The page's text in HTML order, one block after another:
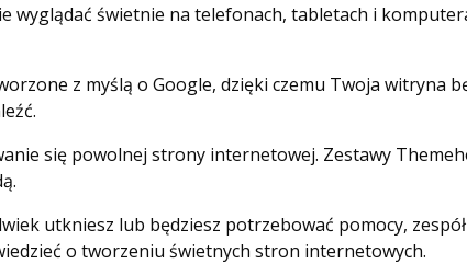
wyglądać świetnie na telefonach, tabletach i
z myślą o Google, dzięki czemu Twoja witryna
się powolnej strony internetowej. Zestawy
utkniesz lub będziesz potrzebować pomocy,
o tworzeniu świetnych stron internetowych.